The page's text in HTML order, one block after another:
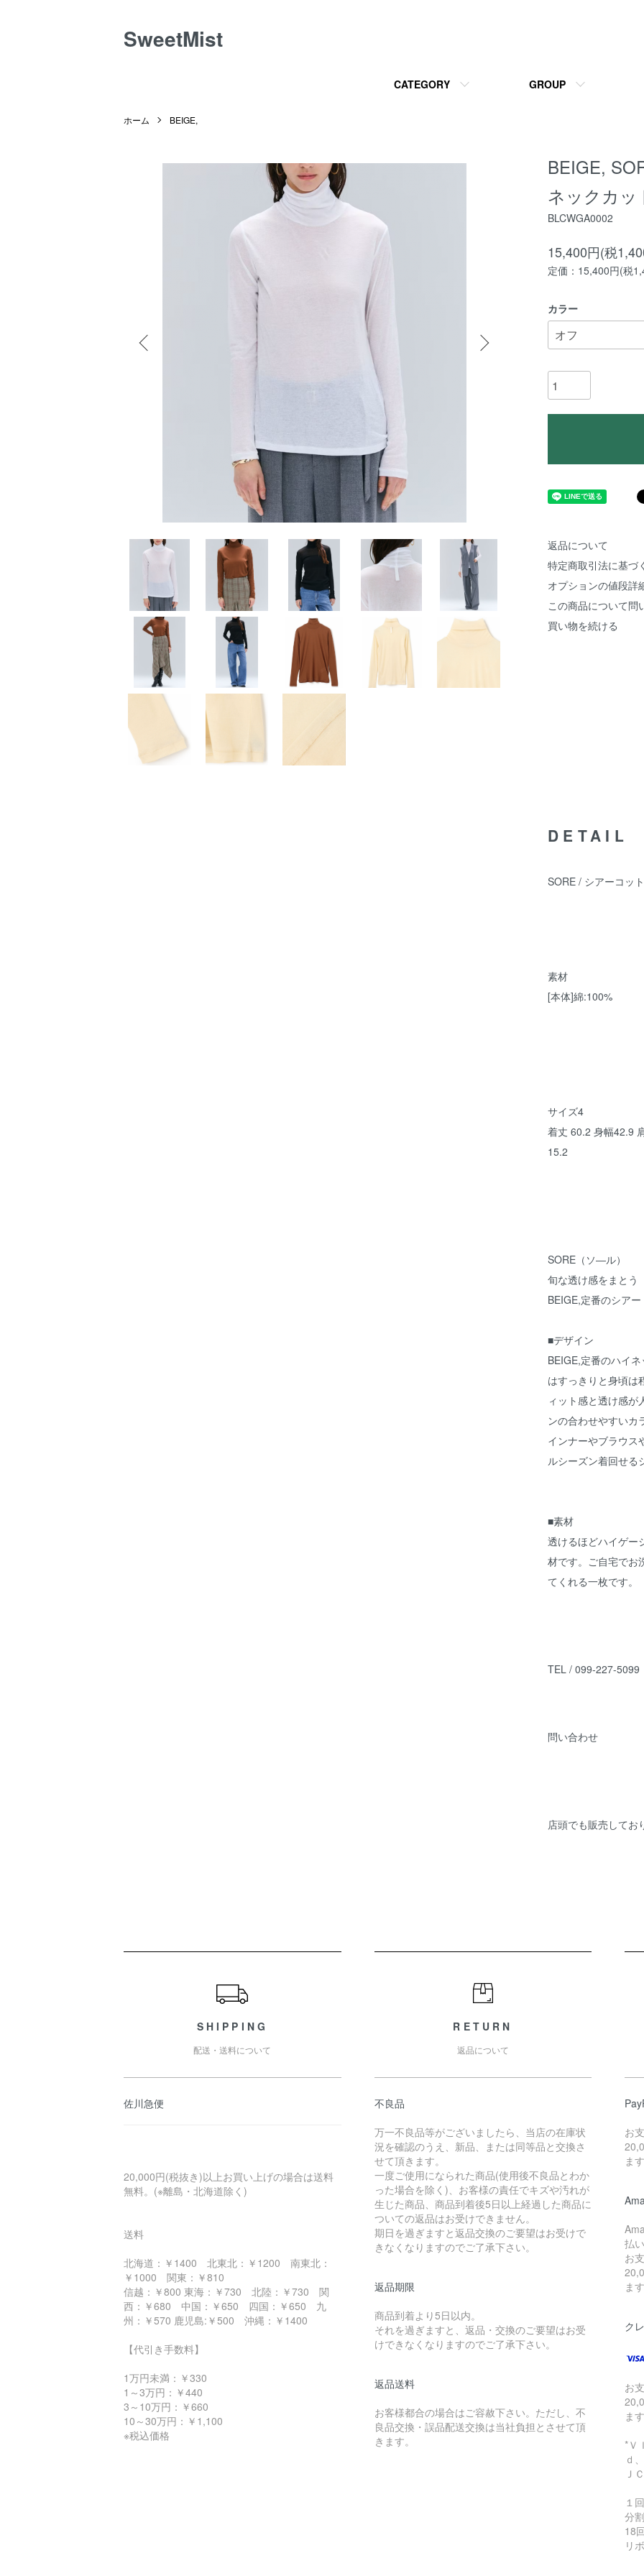
SweetMist
CATEGORY GROUP
ホーム BEIGE,
BEIGE,
ネックカッ
BLCWGA0002
15,400円(税
定価：15,400円(税
カラー
返品について
特定商取引法に基づ
オプションの値段詳
この商品について問
買い物を続ける
DETAIL
SORE / シアーコッ
素材
[本体]綿:100%
サイズ4
着丈 60.2 身幅42.9
15.2
SORE（ソ―ル）
旬な透け感をまとう
BEIGE,定番のシアー
■デザイン
BEIGE,定番のハイ
はすっきりと身頃は
ィット感と透け感が
ンの合わせやすいカ
インナーやブラウス
ルシーズン着回せる
■素材
透けるほどハイゲー
材です。ご自宅でお
てくれる一枚です。
TEL / 099-227-5099
問い合わせ
店頭でも販売してお
SHIPPING
配送・送料について
佐川急便
20,000円(税抜き)以上お買い上げの場合は送料
無料。(※離島・北海道除く)
送料
北海道：￥1400 北東北：￥1200 南東北：
￥1000 関東：￥810
信越：￥800 東海：￥730 北陸：￥730 関
西：￥680 中国：￥650 四国：￥650 九
州：￥570 鹿児島:￥500 沖縄：￥1400
【代引き手数料】
1万円未満：￥330
1～3万円：￥440
3～10万円：￥660
10～30万円：￥1,100
※税込価格
RETURN
返品について
不良品
万一不良品等がございましたら、当店の在庫状
況を確認のうえ、新品、または同等品と交換さ
せて頂きます。
一度ご使用になられた商品(使用後不良品とわか
った場合を除く)、お客様の責任でキズや汚れが
生じた商品、商品到着後5日以上経過した商品に
ついての返品はお受けできません。
期日を過ぎますと返品交換のご要望はお受けで
きなくなりますのでご了承下さい。
返品期限
商品到着より5日以内。
それを過ぎますと、返品・交換のご要望はお受
けできなくなりますのでご了承下さい。
返品送料
お客様都合の場合はご容赦下さい。ただし、不
良品交換・誤品配送交換は当社負担とさせて頂
きます。
お
ます
払
お
ます
ク
お
ます
*Ｖ
ｄ、
Ｊ
１
分
18
リ